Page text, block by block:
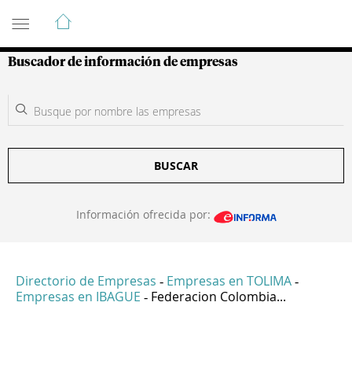
Guía de Empresas Colombianas
Buscador de información de empresas
BUSCAR
Información ofrecida por:
Directorio de Empresas - Empresas en TOLIMA -
Empresas en IBAGUE - Federacion Colombia...